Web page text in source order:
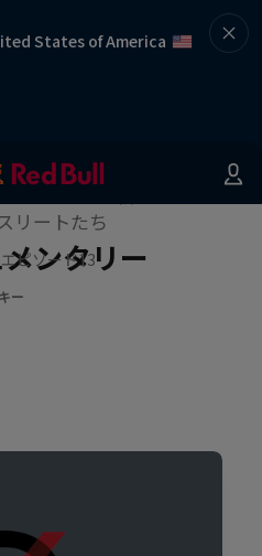
States of America
ンタリー
ヒーローズ
ン最前線で戦うレッ
リートたち
ピソード13
ー